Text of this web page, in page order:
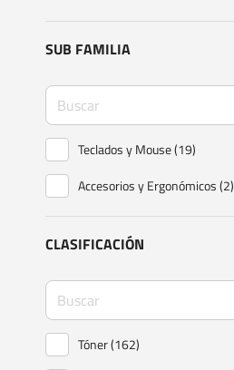
SUB FAMILIA
Teclados y Mouse (19)
Accesorios y Ergonómicos (2)
CLASIFICACIÓN
Tóner (162)